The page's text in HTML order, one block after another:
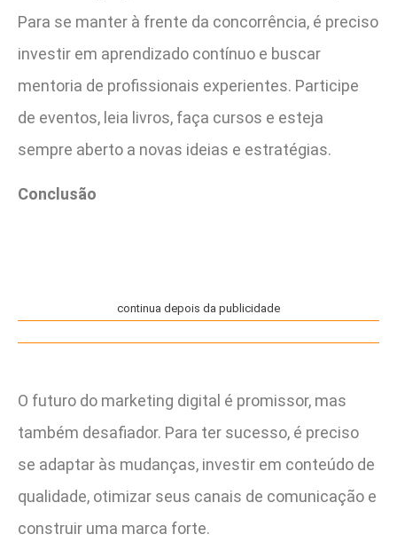
Para se manter à frente da concorrência, é preciso
investir em aprendizado contínuo e buscar
mentoria de profissionais experientes. Participe
de eventos, leia livros, faça cursos e esteja
sempre aberto a novas ideias e estratégias.
Conclusão
continua depois da publicidade
O futuro do marketing digital é promissor, mas
também desafiador. Para ter sucesso, é preciso
se adaptar às mudanças, investir em conteúdo de
qualidade, otimizar seus canais de comunicação e
construir uma marca forte.